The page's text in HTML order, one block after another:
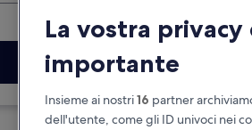
La vostra
importante
Insieme ai nostri16 partner
dell'utente, come gli ID univoci nei